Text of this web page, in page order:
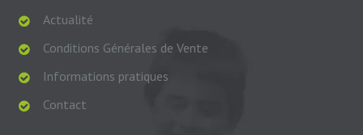
Actualité
Conditions Générales de Vente
Informations pratiques
Contact